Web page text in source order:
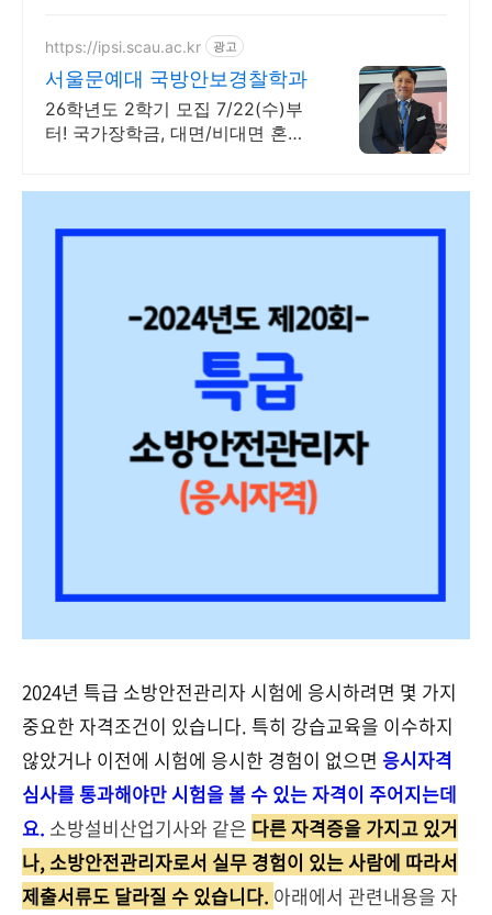
https://ipsi.scau.ac.kr 광고
서울문예대 국방안보경찰학과
26학년도 2학기 모집 7/22(수)부
터! 국가장학금, 대면/비대면 혼합
2024년 특급 소방안전관리자 시험에 응시하려면 몇 가지
중요한 자격조건이 있습니다. 특히 강습교육을 이수하지
않았거나 이전에 시험에 응시한 경험이 없으면 응시자격
심사를 통과해야만 시험을 볼 수 있는 자격이 주어지는데
요. 소방설비산업기사와 같은 다른 자격증을 가지고 있거
나, 소방안전관리자로서 실무 경험이 있는 사람에 따라서
제출서류도 달라질 수 있습니다. 아래에서 관련내용을 자